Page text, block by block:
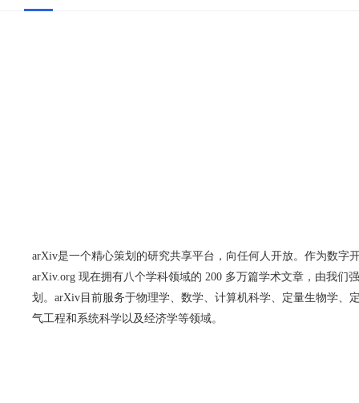
arXiv是一个精心策划的研究共享平台，向任何人开放。作为数字
arXiv.org 现在拥有八个学科领域的 200 多万篇学术文章，由我们
划。arXiv目前服务于物理学、数学、计算机科学、定量生物学、
气工程和系统科学以及经济学等领域。